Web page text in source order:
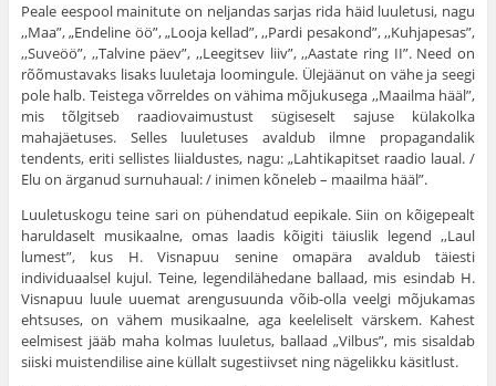
Peale eespool mainitute on neljandas sarjas rida häid luuletusi, nagu
,,Maa”, „Endeline öö”, „Looja kellad”, ,,Pardi pesakond”, ,,Kuhjapesas”,
,,Suveöö”, ,,Talvine päev”, ,,Leegitsev liiv”, ,,Aastate ring II”. Need on
rõõmustavaks lisaks luuletaja loomingule. Ülejäänut on vähe ja seegi
pole halb. Teistega võrreldes on vähima mõjukusega ,,Maailma hääl”,
mis tõlgitseb raadiovaimustust sügiseselt sajuse külakolka
mahajäetuses. Selles luuletuses avaldub ilmne propagandalik
tendents, eriti sellistes liialdustes, nagu: „Lahtikapitset raadio laual. /
Elu on ärganud surnuhaual: / inimen kõneleb – maailma hääl”.
Luuletuskogu teine sari on pühendatud eepikale. Siin on kõigepealt
haruldaselt musikaalne, omas laadis kõigiti täiuslik legend ,,Laul
lumest”, kus H. Visnapuu senine omapära avaldub täiesti
individuaalsel kujul. Teine, legendilähedane ballaad, mis esindab H.
Visnapuu luule uuemat arengusuunda võib-olla veelgi mõjukamas
ehtsuses, on vähem musikaalne, aga keeleliselt värskem. Kahest
eelmisest jääb maha kolmas luuletus, ballaad „Vilbus”, mis sisaldab
siiski muistendilise aine küllalt sugestiivset ning nägelikku käsitlust.